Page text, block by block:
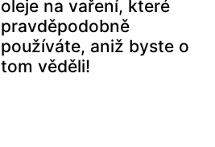
oleje na vaření, které
pravděpodobně
používáte, aniž byste o
tom věděli!